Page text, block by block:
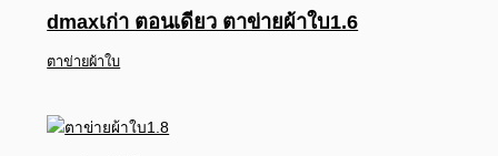
dmaxเก่า ตอนเดียว ตาข่ายผ้าใบ1.6
ตาข่ายผ้าใบ